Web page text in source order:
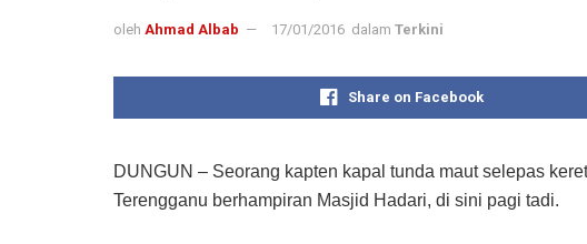
oleh Ahmad Albab 17/01/2016 dalam Terkini
Share on Facebook
DUNGUN – Seorang kapten kapal tunda maut selepas
Terengganu berhampiran Masjid Hadari, di sini pagi tadi.